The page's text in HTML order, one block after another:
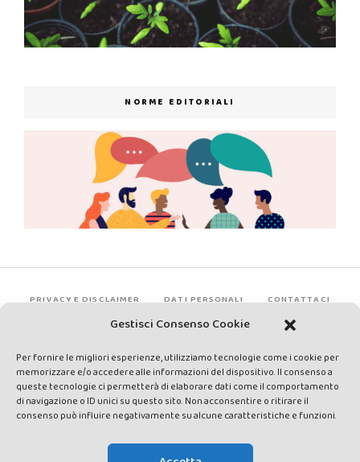
Gestisci Consenso Cookie
Per fornire le migliori esperienze, utilizziamo tecnologie come i cookie per
memorizzare e/o accedere alle informazioni del dispositivo. Il consenso a
queste tecnologie ci permetterà di elaborare dati come il comportamento
di navigazione o ID unici su questo sito. Non acconsentire o ritirare il
consenso può influire negativamente su alcune caratteristiche e funzioni.
NORME EDITORIALI
PRIVACY E DISCLAIMER DATI PERSONALI CONTATTACI
rights reserved - Testata registrata presso il Tribunale di Siena con